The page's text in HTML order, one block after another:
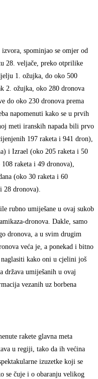
spominjao se omjer od
28. veljače, preko otprilike
1. ožujka, do oko 500
2. ožujka, oko 280 dronova
do oko 230 dronova prema
napomenuti kako se u prvih
meti iranskih napada bili prvo
197 raketa i 941 dron),
i Izrael (oko 205 raketa i 50
raketa i 49 dronova),
(oko 30 raketa i 60
28 dronova).
rubno umiješane u ovaj sukob
dronova. Dakle, samo
dronova, a u svim drugim
veća je, a ponekad i bitno
naglasiti kako oni u cjelini još
država umiješanih u ovaj
vezanih uz borbena
rakete glavna meta
u regiji, tako da ih većina
izuzetke koji se
se čuje i o obaranju velikog